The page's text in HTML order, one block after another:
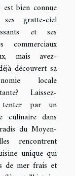
bien connue
gratte-ciel
et ses
commerciaux
mais avez-
découvert sa
locale
Laissez-
tenter par un
culinaire dans
du Moyen-
rencontrent
unique qui
de mer frais et